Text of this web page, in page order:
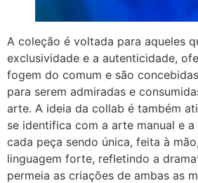
A coleção é voltada para aqueles
exclusividade e a autenticidade,
fogem do comum e são
para serem admiradas e
arte. A ideia da collab é também
se identifica com a arte manual e
cada peça sendo única, feita à
linguagem forte, refletindo a
permeia as criações de ambas as